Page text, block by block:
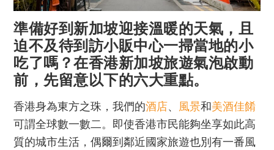
準備好到新加坡迎接溫暖的天氣，且
迫不及待到訪小販中心一掃當地的小
吃了嗎？在香港新加坡旅遊氣泡啟動
前，先留意以下的六大重點。
香港身為東方之珠，我們的酒店、 風景和美酒佳餚
可謂全球數一數二。即使香港市民能夠坐享如此高
質的城市生活，偶爾到鄰近國家旅遊也別有一番風